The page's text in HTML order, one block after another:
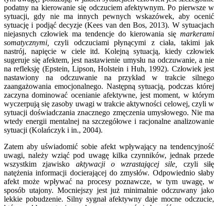
podatny na kierowanie się odczuciem afektywnym. Po pierwsze w
sytuacji, gdy nie ma innych pewnych wskazówek, aby ocenić
sytuację i podjąć decyzje (Kees van den Bos, 2013). W sytuacjach
niejasnych człowiek ma tendencje do kierowania się markerami
somatycznymi,
czyli odczuciami płynącymi z ciała, takimi jak
nastrój, napięcie w ciele itd. Kolejną sytuacją, kiedy człowiek
sugeruje się afektem, jest nastawienie umysłu na odczuwanie, a nie
na refleksję (Epstein, Lipson, Holstein i Huh, 1992). Człowiek jest
nastawiony na odczuwanie na przykład w trakcie silnego
zaangażowania emocjonalnego. Następną sytuacją, podczas której
zaczyna dominować ocenianie afektywne, jest moment, w którym
wyczerpują się zasoby uwagi w trakcie aktywności celowej, czyli w
sytuacji doświadczania znacznego zmęczenia umysłowego. Nie ma
wtedy energii mentalnej na szczegółowe i racjonalne analizowanie
sytuacji (Kolańczyk i in., 2004).
Zatem aby uświadomić sobie afekt wpływający na tendencyjność
uwagi, należy wziąć pod uwagę kilka czynników, jednak przede
wszystkim zjawisko aktywacji o wzrastającej sile,
czyli siłę
natężenia informacji docierającej do zmysłów. Odpowiednio słaby
afekt może wpływać na procesy poznawcze, w tym uwagę, w
sposób utajony. Mocniejszy jest już minimalnie odczuwany jako
lekkie pobudzenie. Silny sygnał afektywny daje mocne odczucie,